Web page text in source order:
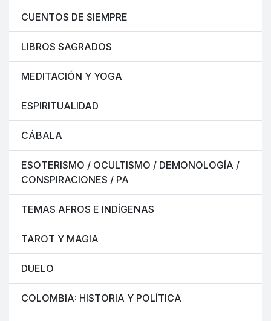
CUENTOS DE SIEMPRE
LIBROS SAGRADOS
MEDITACIÓN Y YOGA
ESPIRITUALIDAD
CÁBALA
ESOTERISMO / OCULTISMO / DEMONOLOGÍA /
CONSPIRACIONES / PA
TEMAS AFROS E INDÍGENAS
TAROT Y MAGIA
DUELO
COLOMBIA: HISTORIA Y POLÍTICA